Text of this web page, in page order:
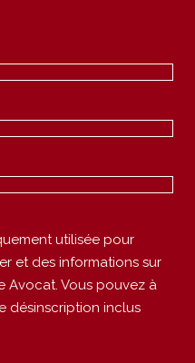
utilisée pour
et des informations sur
Avocat. Vous pouvez à
désinscription inclus